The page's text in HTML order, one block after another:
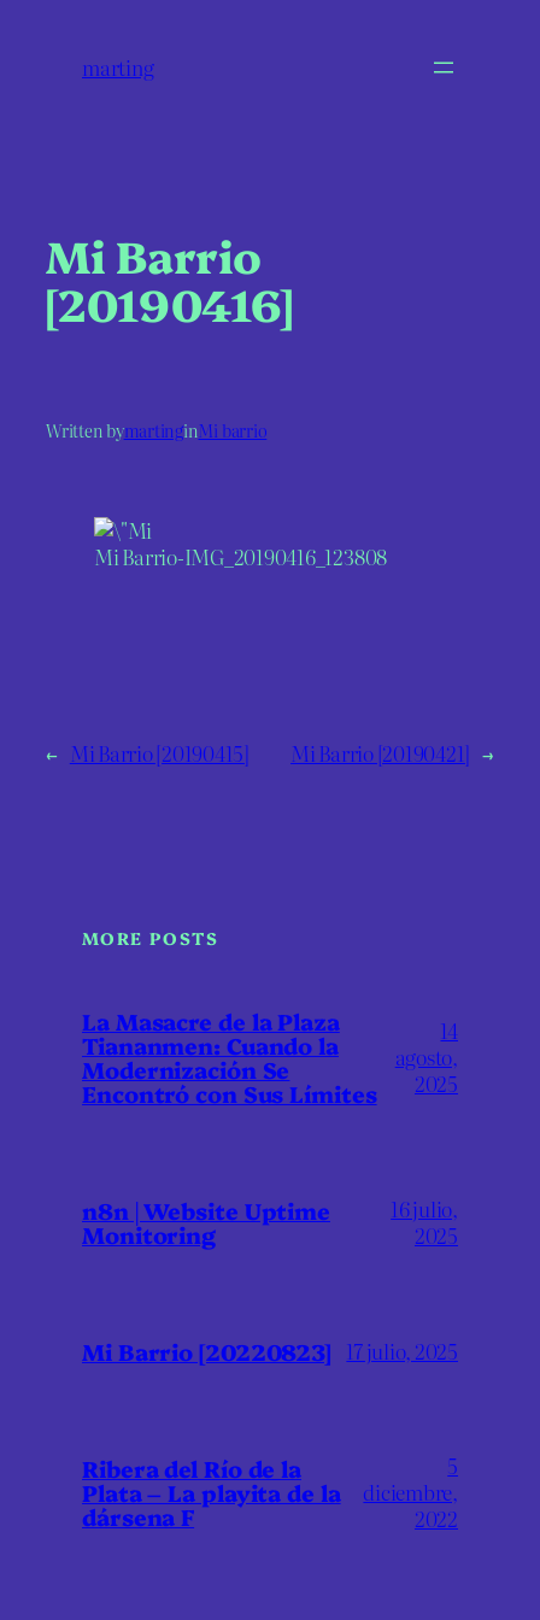
marting
Mi Barrio
[20190416]
Written bymartinginMi barrio
Mi Barrio-IMG_20190416_123808
← Mi Barrio [20190415] Mi Barrio [20190421] →
MORE POSTS
La Masacre de la Plaza
Tiananmen: Cuando la
Modernización Se
Encontró con Sus Límites
14
agosto,
2025
n8n | Website Uptime
Monitoring
16 julio,
2025
Mi Barrio [20220823] 17 julio, 2025
Ribera del Río de la
Plata – La playita de la
dársena F
5
diciembre,
2022